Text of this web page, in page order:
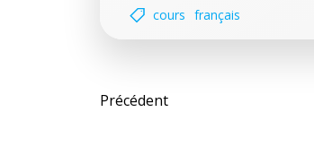
cours français
Post
Précédent